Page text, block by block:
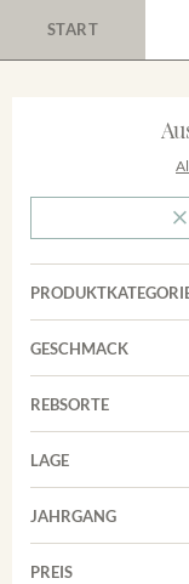
START
Cuvées
Rotwein
GESCHMACK
Trocken
REBSORTE
Chardonnay
Grauburgunder
LAGE
Achkarrer
Vorderer
JAHRGANG
PREIS